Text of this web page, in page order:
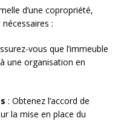
d’une copropriété,
:
vous que l’immeuble
une organisation en
: Obtenez l’accord de
la mise en place du